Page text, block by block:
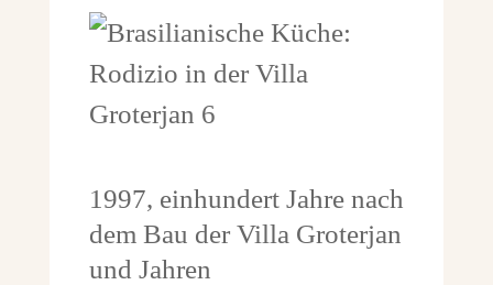
1997, einhundert Jahre nach
dem Bau der Villa Groterjan
und Jahren